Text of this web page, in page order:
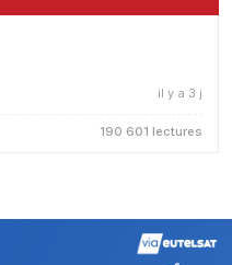
il y a 3 j
190 601 lectures